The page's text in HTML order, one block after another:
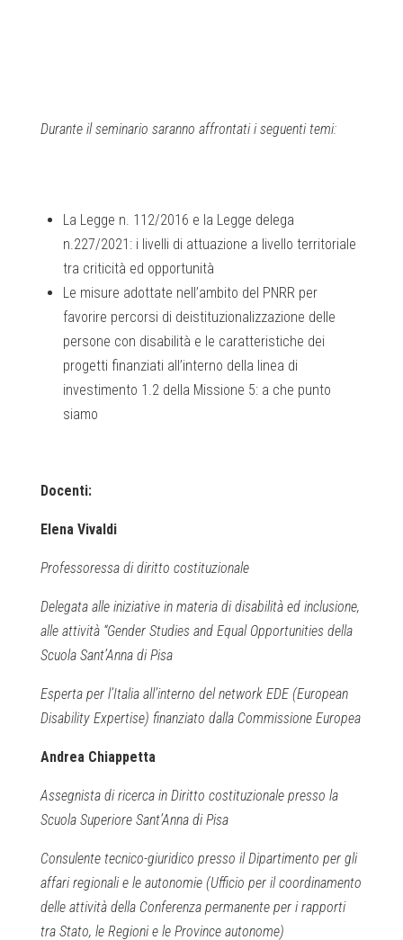
Durante il seminario saranno affrontati i seguenti temi:
La Legge n. 112/2016 e la Legge delega
n.227/2021: i livelli di attuazione a livello territoriale
tra criticità ed opportunità
Le misure adottate nell’ambito del PNRR per
favorire percorsi di deistituzionalizzazione delle
persone con disabilità e le caratteristiche dei
progetti finanziati all’interno della linea di
investimento 1.2 della Missione 5: a che punto
siamo
Docenti:
Elena Vivaldi
Professoressa di diritto costituzionale
Delegata alle iniziative in materia di disabilità ed inclusione,
alle attività “Gender Studies and Equal Opportunities della
Scuola Sant’Anna di Pisa
Esperta per l’Italia all’interno del network EDE (European
Disability Expertise) finanziato dalla Commissione Europea
Andrea Chiappetta
Assegnista di ricerca in Diritto costituzionale presso la
Scuola Superiore Sant’Anna di Pisa
Consulente tecnico-giuridico presso il Dipartimento per gli
affari regionali e le autonomie (Ufficio per il coordinamento
delle attività della Conferenza permanente per i rapporti
tra Stato, le Regioni e le Province autonome)